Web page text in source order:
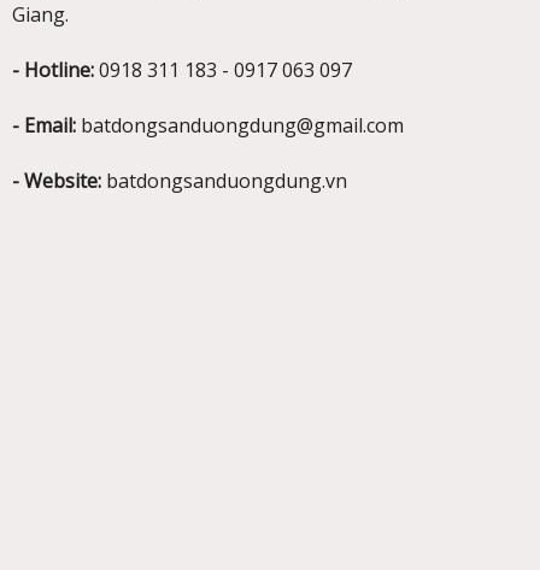
Giang.
- Hotline:0918 311 183 - 0917 063 097
- Email:batdongsanduongdung@gmail.com
- Website:batdongsanduongdung.vn